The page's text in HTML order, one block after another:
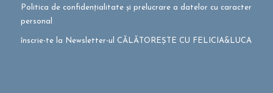
Politica de confidențialitate și prelucrare a datelor cu caracter
personal
înscrie-te la Newsletter-ul CĂLĂTOREȘTE CU FELICIA&LUCA